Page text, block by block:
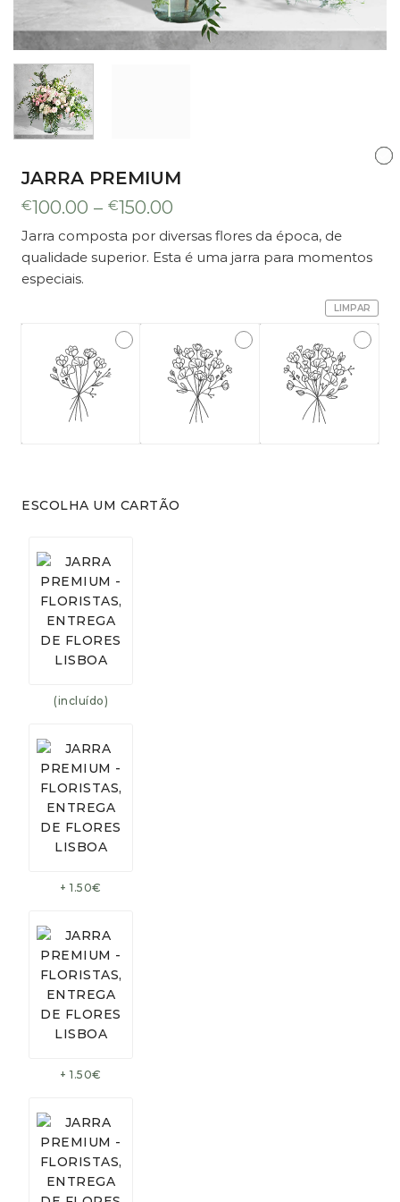
JARRA PREMIUM
€100.00 – €150.00
range:
€100.00
through
Jarra composta por diversas flores da época, de
qualidade superior. Esta é uma jarra para momentos
especiais.
LIMPAR
ESCOLHA UM CARTÃO
(incluído)
+ 1.50€
+ 1.50€